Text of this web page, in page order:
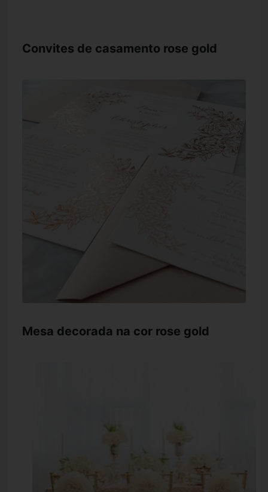
Convites de casamento rose gold
Mesa decorada na cor rose gold